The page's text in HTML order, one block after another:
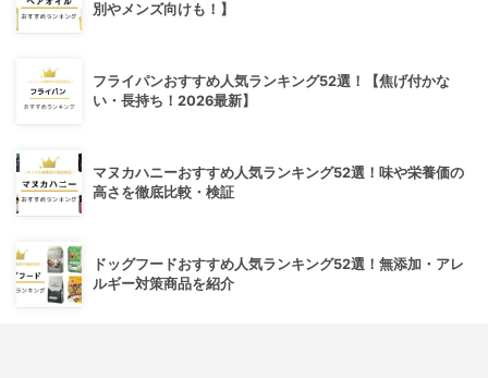
別やメンズ向けも！】
フライパンおすすめ人気ランキング52選！【焦げ付かな
い・長持ち！2026最新】
マヌカハニーおすすめ人気ランキング52選！味や栄養価の
高さを徹底比較・検証
ドッグフードおすすめ人気ランキング52選！無添加・アレ
ルギー対策商品を紹介